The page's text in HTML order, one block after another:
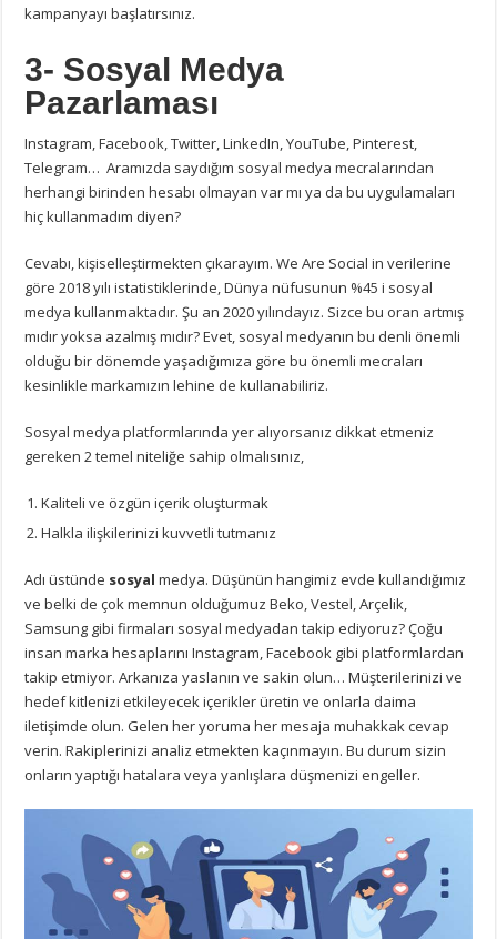
kampanyayı başlatırsınız.
3- Sosyal Medya
Pazarlaması
Instagram, Facebook, Twitter, LinkedIn, YouTube, Pinterest,
Telegram… Aramızda saydığım sosyal medya mecralarından
herhangi birinden hesabı olmayan var mı ya da bu uygulamaları
hiç kullanmadım diyen?
Cevabı, kişiselleştirmekten çıkarayım. We Are Social in verilerine
göre 2018 yılı istatistiklerinde, Dünya nüfusunun %45 i sosyal
medya kullanmaktadır. Şu an 2020 yılındayız. Sizce bu oran artmış
mıdır yoksa azalmış mıdır? Evet, sosyal medyanın bu denli önemli
olduğu bir dönemde yaşadığımıza göre bu önemli mecraları
kesinlikle markamızın lehine de kullanabiliriz.
Sosyal medya platformlarında yer alıyorsanız dikkat etmeniz
gereken 2 temel niteliğe sahip olmalısınız,
Kaliteli ve özgün içerik oluşturmak
Halkla ilişkilerinizi kuvvetli tutmanız
Adı üstünde sosyalmedya. Düşünün hangimiz evde kullandığımız
ve belki de çok memnun olduğumuz Beko, Vestel, Arçelik,
Samsung gibi firmaları sosyal medyadan takip ediyoruz? Çoğu
insan marka hesaplarını Instagram, Facebook gibi platformlardan
takip etmiyor. Arkanıza yaslanın ve sakin olun… Müşterilerinizi ve
hedef kitlenizi etkileyecek içerikler üretin ve onlarla daima
iletişimde olun. Gelen her yoruma her mesaja muhakkak cevap
verin. Rakiplerinizi analiz etmekten kaçınmayın. Bu durum sizin
onların yaptığı hatalara veya yanlışlara düşmenizi engeller.